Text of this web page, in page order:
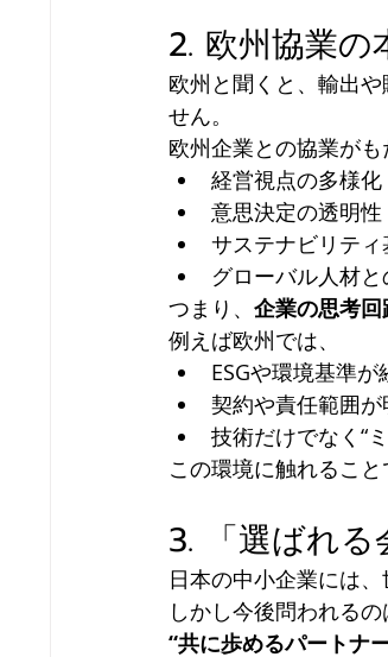
2. 欧州協業
欧州と聞くと、輸出
せん。
欧州企業との協業がも
経営視点の多様化
意思決定の透明性
サステナビリテ
グローバル人材と
つまり、 企業の思考
例えば欧州では、
ESGや環境基準
契約や責任範囲が
技術だけでなく“
この環境に触れるこ
3. 「選ばれ
日本の中小企業には、
しかし今後問われる
“共に歩めるパートナ